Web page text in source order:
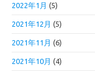
2022年1月 (5)
2021年12月 (5)
2021年11月 (6)
2021年10月 (4)